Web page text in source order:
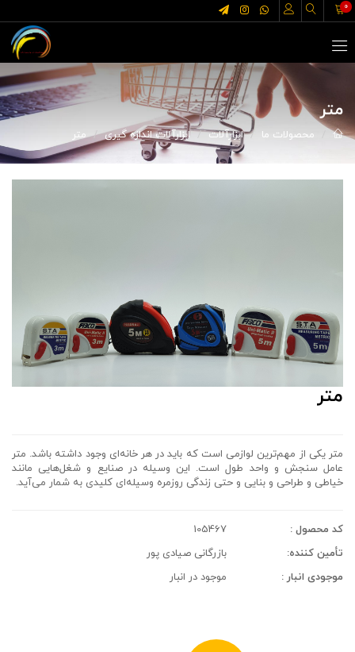
0
متر
محصولات ما ابزارآلات ابزارآلات اندازه گیری متر
متر
متر یکی از مهم‌ترین لوازمی است که باید در هر خانه‌ای وجود داشته باشد. متر
عامل سنجش و واحد طول است. این وسیله در صنایع و شغل‌‌هایی مانند
خیاطی و طراحی و بنایی و حتی زندگی روزمره وسیله‌ای کلیدی به شمار می‌آید.
کد محصول :
105467
تأمین کننده:
بازرگانی صیادی پور
موجودی انبار :
موجود در انبار